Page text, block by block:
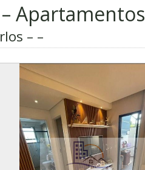
– Apartamentos
– –